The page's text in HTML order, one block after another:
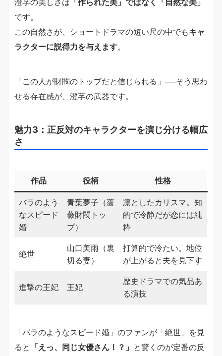
です。
この自然さが、ショートドラマの短い尺の中でもキャ
ラクターに説得力を与えます。
「この人が財閥のトップだと信じられる」──そう思わ
せる存在感が、澄芓の武器です。
魅力3：正反対のキャラクターを演じ分ける幅広
さ
作品 役柄 性格
バラのよう
なスピード
婚
青葉夢子（薔
薇財閥トッ
プ）
凛としたカリスマ。知
的で冷静だが恋には純
粋
絶世
山口美雨（裏
切る妻）
打算的で冷たい。地位
が上がると夫を見下す
進撃の王妃 王妃
歴史ドラマでの気品あ
る演技
「バラのようなスピード婚」のファンが「絶世」を見
ると 「えっ、同じ女優さん！？」 と驚くのが定番の反